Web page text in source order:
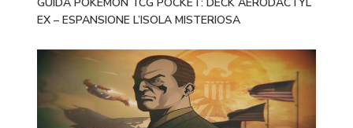
EX – ESPANSIONE L’ISOLA MISTERIOSA